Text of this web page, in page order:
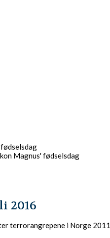
Magnus' fødselsdag
2016
terrorangrepene i Norge 2011